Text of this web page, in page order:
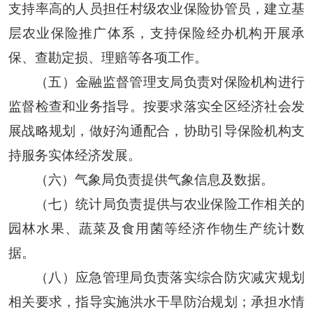
支持率高的人员担任村级农业保险协管员，建立基
层农业保险推广体系，支持保险经办机构开展承
保、查勘定损、理赔等各项工作。
（五）金融监督管理支局负责对保险机构进行
监督检查和业务指导。按要求落实全区经济社会发
展战略规划，做好沟通配合，协助引导保险机构支
持服务实体经济发展。
（六）气象局负责提供气象信息及数据。
（七）统计局负责提供与农业保险工作相关的
园林水果、蔬菜及食用菌等经济作物生产统计数
据。
（八）应急管理局负责落实综合防灾减灾规划
相关要求，指导实施洪水干旱防治规划；承担水情